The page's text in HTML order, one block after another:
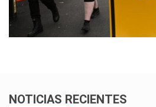
NOTICIAS RECIENTES